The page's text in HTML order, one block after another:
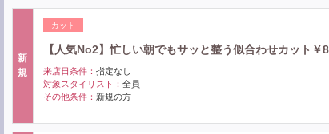
新
規
カット
【人気No2】忙しい朝でもサッと整う似合わせカット￥
来店日条件： 指定なし
対象スタイリスト： 全員
その他条件： 新規の方